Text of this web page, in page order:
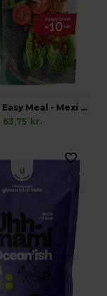
UHHMAMI Easy Meal - Mexi Kit, Økologisk
63,75 kr.